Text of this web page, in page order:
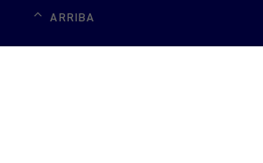
ARRIBA